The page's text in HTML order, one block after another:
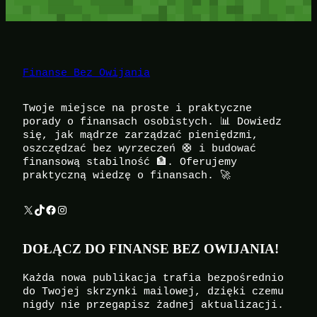
Finanse Bez Owijania
Twoje miejsce na proste i praktyczne
porady o finansach osobistych. 📊 Dowiedz
się, jak mądrze zarządzać pieniędzmi,
oszczędzać bez wyrzeczeń 🛟 i budować
finansową stabilność 🏦. Oferujemy
praktyczną wiedzę o finansach. 🚀
X TikTok Facebook Instagram
DOŁĄCZ DO FINANSE BEZ OWIJANIA!
Każda nowa publikacja trafia bezpośrednio
do Twojej skrzynki mailowej, dzięki czemu
nigdy nie przegapisz żadnej aktualizacji.